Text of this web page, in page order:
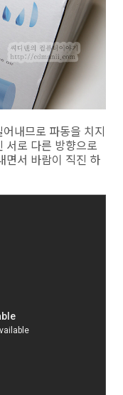
내므로 파동을 치지
서로 다른 방향으로
면서 바람이 직진 하